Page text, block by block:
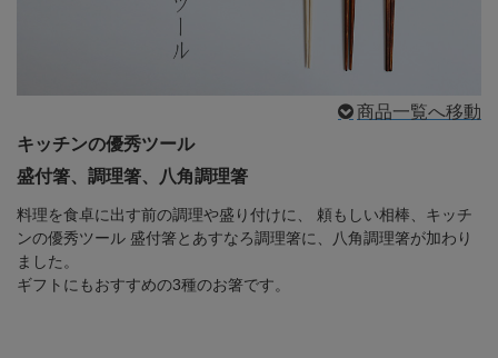
商品一覧へ移動
キッチンの優秀ツール
盛付箸、調理箸、八角調理箸
料理を食卓に出す前の調理や盛り付けに、
頼もしい相棒、キッチ
ンの優秀ツール 盛付箸とあすなろ調理箸に、八角調理箸が加わり
ました。
ギフトにもおすすめの3種のお箸です。